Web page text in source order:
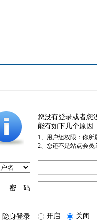
您没有登录或者您
能有如下几个原因
1、用户组权限：你所
2、您还不是站点会员
密 码
隐身登录 开启 关闭